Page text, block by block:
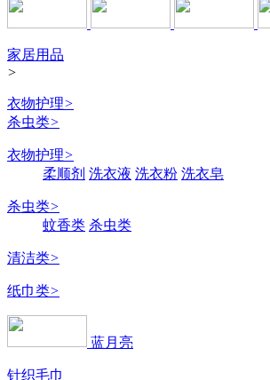
家居用品
>
衣物护理>
杀虫类>
衣物护理>
柔顺剂 洗衣液 洗衣粉 洗衣皂
杀虫类>
蚊香类 杀虫类
清洁类>
纸巾类>
蓝月亮
针织毛巾